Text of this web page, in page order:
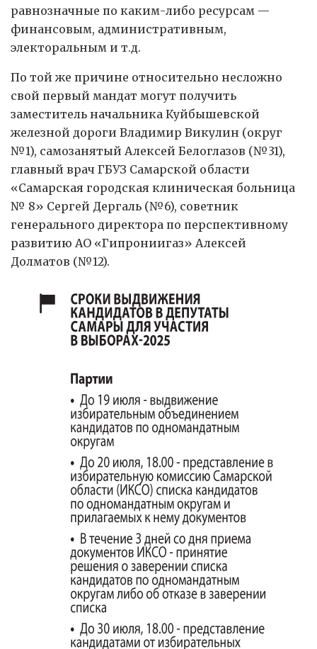
равнозначные по каким-либо ресурсам —
финансовым, административным,
электоральным и т.д.
По той же причине относительно несложно
свой первый мандат могут получить
заместитель начальника Куйбышевской
железной дороги Владимир Викулин (округ
№1), самозанятый Алексей Белоглазов (№31),
главный врач ГБУЗ Самарской области
«Самарская городская клиническая больница
№ 8» Сергей Дергаль (№6), советник
генерального директора по перспективному
развитию АО «Гипрониигаз» Алексей
Долматов (№12).